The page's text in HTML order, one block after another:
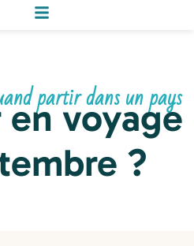
partir dans un pays
voyage
?